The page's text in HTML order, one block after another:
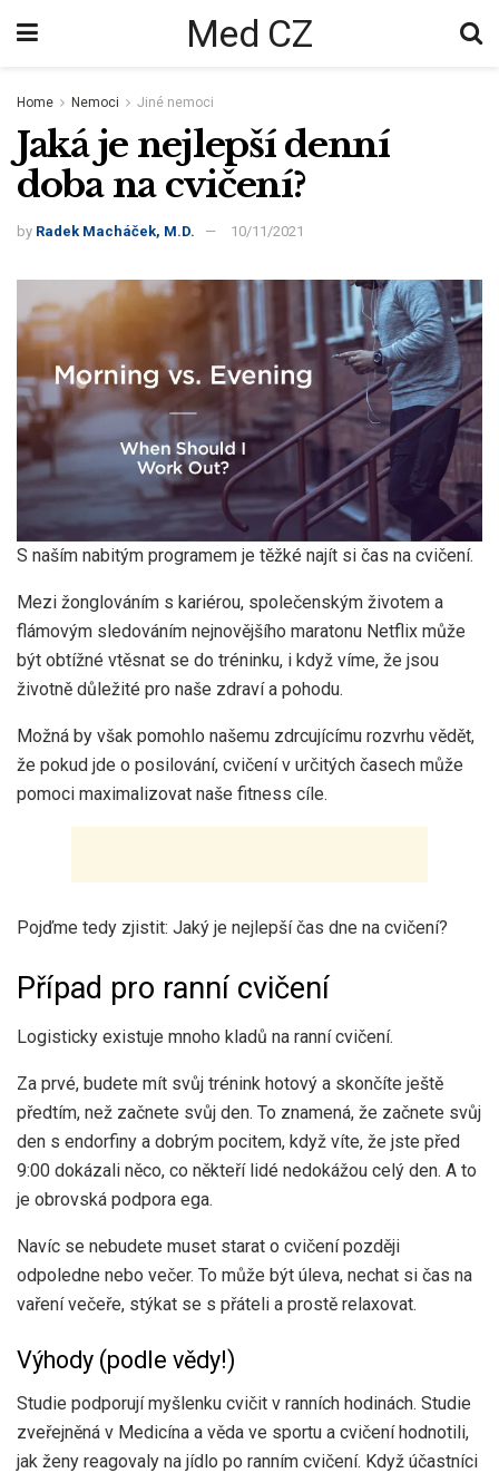
Med CZ
Home Nemoci Jiné nemoci
Jaká je nejlepší denní
doba na cvičení?
by Radek Macháček, M.D. 10/11/2021
S naším nabitým programem je těžké najít si čas na cvičení.
Mezi žonglováním s kariérou, společenským životem a
flámovým sledováním nejnovějšího maratonu Netflix může
být obtížné vtěsnat se do tréninku, i když víme, že jsou
životně důležité pro naše zdraví a pohodu.
Možná by však pomohlo našemu zdrcujícímu rozvrhu vědět,
že pokud jde o posilování, cvičení v určitých časech může
pomoci maximalizovat naše fitness cíle.
Pojďme tedy zjistit: Jaký je nejlepší čas dne na cvičení?
Případ pro ranní cvičení
Logisticky existuje mnoho kladů na ranní cvičení.
Za prvé, budete mít svůj trénink hotový a skončíte ještě
předtím, než začnete svůj den. To znamená, že začnete svůj
den s endorfiny a dobrým pocitem, když víte, že jste před
9:00 dokázali něco, co někteří lidé nedokážou celý den. A to
je obrovská podpora ega.
Navíc se nebudete muset starat o cvičení později
odpoledne nebo večer. To může být úleva, nechat si čas na
vaření večeře, stýkat se s přáteli a prostě relaxovat.
Výhody (podle vědy!)
Studie podporují myšlenku cvičit v ranních hodinách. Studie
zveřejněná v Medicína a věda ve sportu a cvičeníhodnotili,
jak ženy reagovaly na jídlo po ranním cvičení. Když účastníci